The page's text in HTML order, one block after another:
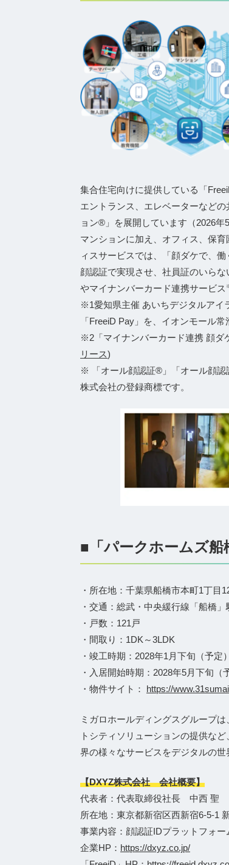
集合住宅向けに提供している「
エントランス、エレベーターなど
ョン®」を展開しています（2026年
マンションに加え、オフィス、保
ィスサービスでは、「顔ダケで、
顔認証で実現させ、社員証のいら
やマイナンバーカード連携サービス
※1愛知県主催 あいちデジタルアイ
「FreeiD Pay」を、イオンモール
※2「マイナンバーカード連携 顔ダ
リース)
※ 「オール顔認証®」「オール顔
株式会社の登録商標です。
■「パークホームズ船
・所在地：千葉県船橋市本町1丁目
・交通：総武・中央緩行線「船橋
・戸数：121戸
・間取り：1DK～3LDK
・竣工時期：2028年1月下旬（予定）
・入居開始時期：2028年5月下旬（
・物件サイト： https://
ミガロホールディングスグループ
トシティソリューションの提供な
界の様々なサービスをデジタルの
【DXYZ株式会社 会社概要】
代表者：代表取締役社長 中西 聖
所在地：東京都新宿区西新宿6-5-1
事業内容：顔認証IDプラットフォ
企業HP： https://dxyz.co.jp/